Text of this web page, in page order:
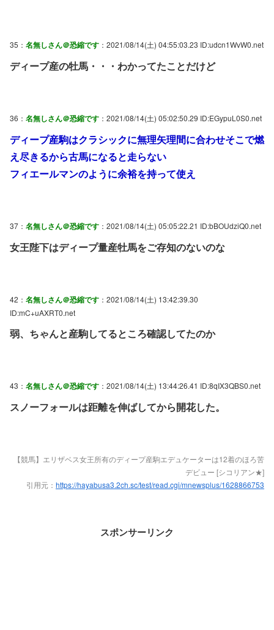
35： 名無しさん＠恐縮です ：2021/08/14(土) 04:55:03.23 ID:udcn1WvW0.net
ディープ産の牡馬・・・わかってたことだけど
36： 名無しさん＠恐縮です ：2021/08/14(土) 05:02:50.29 ID:EGypuL0S0.net
ディープ産駒はクラシックに無理矢理間に合わせそこで燃
え尽きるから古馬になると走らない
フィエールマンのように余裕を持って使え
37： 名無しさん＠恐縮です ：2021/08/14(土) 05:05:22.21 ID:bBOUdziQ0.net
女王陛下はディープ量産牡馬をご存知のないのな
42： 名無しさん＠恐縮です ：2021/08/14(土) 13:42:39.30
ID:mC+uAXRT0.net
弱、ちゃんと産駒してるところ確認してたのか
43： 名無しさん＠恐縮です ：2021/08/14(土) 13:44:26.41 ID:8qIX3QBS0.net
スノーフォールは距離を伸ばしてから開花した。
【競馬】エリザベス女王所有のディープ産駒エデュケーターは12着のほろ苦
デビュー [シコリアン★]
引用元： https://hayabusa3.2ch.sc/test/read.cgi/mnewsplus/1628866753
スポンサーリンク